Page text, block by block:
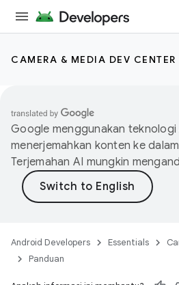
CAMERA & MEDIA DEV CENTER
Google menggunakan teknologi
menerjemahkan konten ke
Terjemahan AI mungkin
Android Developers Essentials
Panduan